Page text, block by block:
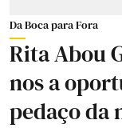
Da Boca para Fora
Rita Abou
nos a
pedaço da